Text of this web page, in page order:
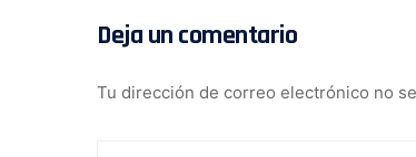
Deja un comentario
Tu dirección de correo electrónico no